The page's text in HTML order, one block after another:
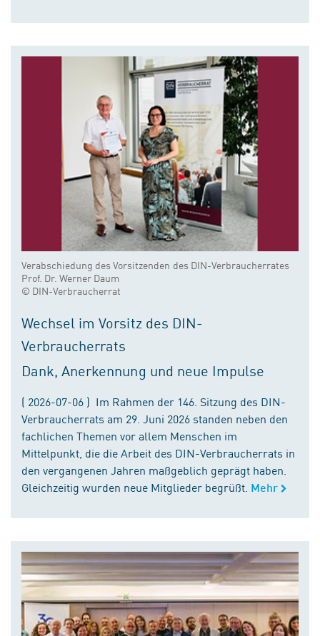
Verabschiedung des Vorsitzenden des DIN-Verbraucherrates
Prof. Dr. Werner Daum
© DIN-Verbraucherrat
Wechsel im Vorsitz des DIN-
Verbraucherrats
Dank, Anerkennung und neue Impulse
( 2026-07-06 ) Im Rahmen der 146. Sitzung des DIN-
Verbraucherrats am 29. Juni 2026 standen neben den
fachlichen Themen vor allem Menschen im
Mittelpunkt, die die Arbeit des DIN-Verbraucherrats in
den vergangenen Jahren maßgeblich geprägt haben.
Gleichzeitig wurden neue Mitglieder begrüßt. Mehr